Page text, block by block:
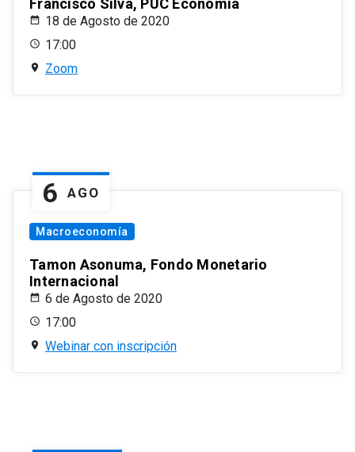
Francisco Silva, PUC Economía
18 de Agosto de 2020
17:00
Zoom
6 AGO
Macroeconomía
Tamon Asonuma, Fondo Monetario
Internacional
6 de Agosto de 2020
17:00
Webinar con inscripción